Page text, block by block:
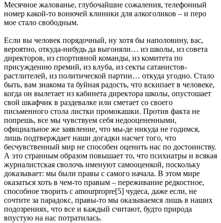
Месячное жалованье, глубочайшие сожаления, телефонный
номер какой-то вонючей клиники для алкоголиков – и перо
мое стало свободным.
Если вы человек порядочный, ну хотя бы наполовину, вас,
вероятно, откуда-нибудь да выгоняли… из школы, из совета
директоров, из спортивной команды, из комитета по
присуждению премий, из клуба, из секты сатанистов-
растлителей, из политической партии… откуда угодно. Стало
быть, вам знакома та буйная радость, что вскипает в человеке,
когда он вылетает из кабинета директора школы, опустошает
свой шкафчик в раздевалке или сметает со своего
письменного стола листки промокашки. Против факта не
попрешь, все мы чувствуем себя недооцененными,
официальное же заявление, что мы-де никуда не годимся,
лишь подтверждает наши догадки насчет того, что
бесчувственный мир не способен оценить нас по достоинству.
А это странным образом повышает то, что психиатры и всякая
журналистская сволочь именуют самооценкой, поскольку
доказывает: мы были правы с самого начала. В этом мире
оказаться хоть в чем-то правым – переживание редкостное,
способное творить с amourpropre[5] чудеса, даже если, не
сочтите за парадокс, правы-то мы оказываемся лишь в наших
подозрениях, что все и каждый считают, будто природа
впустую на нас потратилась.